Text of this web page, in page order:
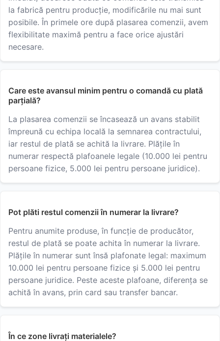
la fabrică pentru producție, modificările nu mai sunt
posibile. În primele ore după plasarea comenzii, avem
flexibilitate maximă pentru a face orice ajustări
necesare.
Care este avansul minim pentru o comandă cu plată
parțială?
La plasarea comenzii se încasează un avans stabilit
împreună cu echipa locală la semnarea contractului,
iar restul de plată se achită la livrare. Plățile în
numerar respectă plafoanele legale (10.000 lei pentru
persoane fizice, 5.000 lei pentru persoane juridice).
Pot plăti restul comenzii în numerar la livrare?
Pentru anumite produse, în funcție de producător,
restul de plată se poate achita în numerar la livrare.
Plățile în numerar sunt însă plafonate legal: maximum
10.000 lei pentru persoane fizice și 5.000 lei pentru
persoane juridice. Peste aceste plafoane, diferența se
achită în avans, prin card sau transfer bancar.
În ce zone livrați materialele?